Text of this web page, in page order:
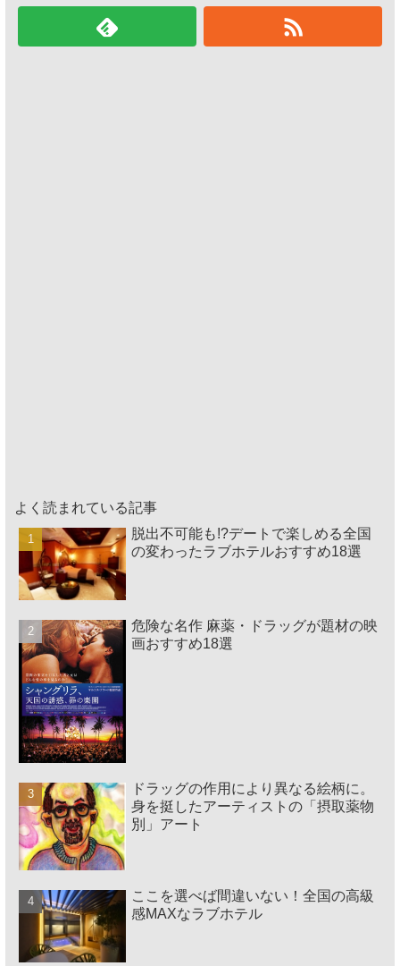
よく読まれている記事
脱出不可能も!?デートで楽しめる全国
の変わったラブホテルおすすめ18選
危険な名作 麻薬・ドラッグが題材の映
画おすすめ18選
ドラッグの作用により異なる絵柄に。
身を挺したアーティストの「摂取薬物
別」アート
ここを選べば間違いない！全国の高級
感MAXなラブホテル